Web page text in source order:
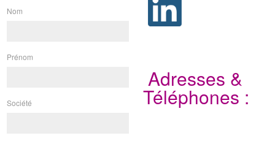
Nom
Prénom
Société
Adresses &
Téléphones :